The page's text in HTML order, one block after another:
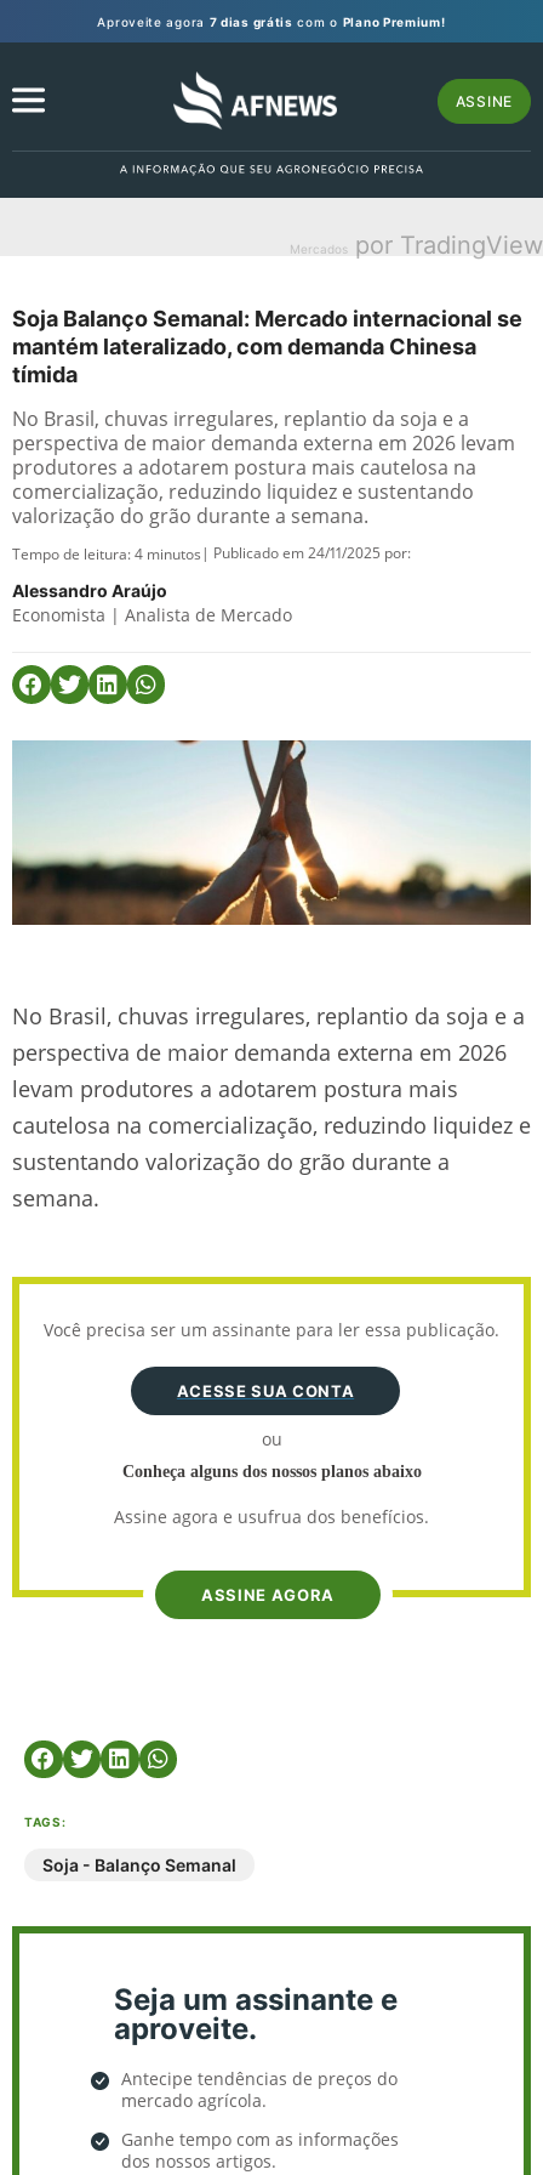
Aproveite agora 7 dias grátis com o Plano Premium!
ASSINE
Mercados por TradingView
Soja Balanço Semanal: Mercado internacional se
mantém lateralizado, com demanda Chinesa
tímida
No Brasil, chuvas irregulares, replantio da soja e a
perspectiva de maior demanda externa em 2026 levam
produtores a adotarem postura mais cautelosa na
comercialização, reduzindo liquidez e sustentando
valorização do grão durante a semana.
Tempo de leitura:4 minutos | Publicado em 24/11/2025 por:
Alessandro Araújo
Economista | Analista de Mercado
No Brasil, chuvas irregulares, replantio da soja e a
perspectiva de maior demanda externa em 2026
levam produtores a adotarem postura mais
cautelosa na comercialização, reduzindo liquidez e
sustentando valorização do grão durante a
semana.
Você precisa ser um assinante para ler essa publicação.
ACESSE SUA CONTA
ou
Conheça alguns dos nossos planos abaixo
Assine agora e usufrua dos benefícios.
ASSINE AGORA
TAGS:
Soja - Balanço Semanal
Seja um assinante e
aproveite.
Antecipe tendências de preços do
mercado agrícola.
Ganhe tempo com as informações
dos nossos artigos.